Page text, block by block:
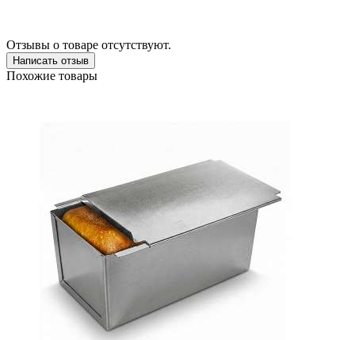
Отзывы о товаре отсутствуют.
Написать отзыв
Похожие товары